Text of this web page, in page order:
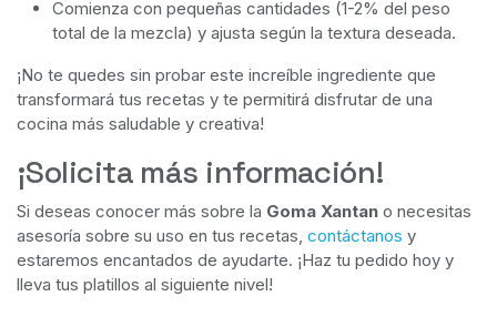
Comienza con pequeñas cantidades (1-2% del peso
total de la mezcla) y ajusta según la textura deseada.
¡No te quedes sin probar este increíble ingrediente que
transformará tus recetas y te permitirá disfrutar de una
cocina más saludable y creativa!
¡Solicita más información!
Si deseas conocer más sobre la Goma Xantan o necesitas
asesoría sobre su uso en tus recetas, contáctanos y
estaremos encantados de ayudarte. ¡Haz tu pedido hoy y
lleva tus platillos al siguiente nivel!